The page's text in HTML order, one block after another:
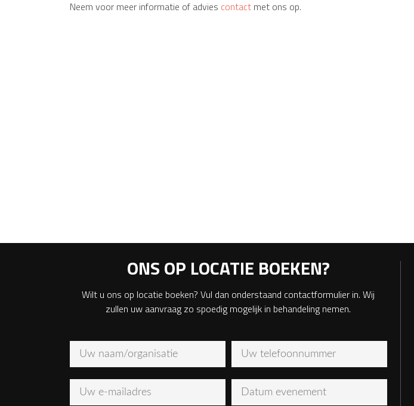
Neem voor meer informatie of advies contact met ons op.
ONS OP LOCATIE BOEKEN?
Wilt u ons op locatie boeken? Vul dan onderstaand contactformulier in. Wij
zullen uw aanvraag zo spoedig mogelijk in behandeling nemen.